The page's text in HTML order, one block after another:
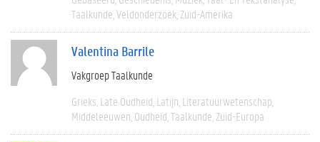
Taalkunde Veldonderzoek Zuid-Amerika
Valentina Barrile
Vakgroep Taalkunde
Grieks Late Oudheid Latijn Literatuurwetenschap
Middeleeuwen Oudheid Taalkunde Zuid-Europa